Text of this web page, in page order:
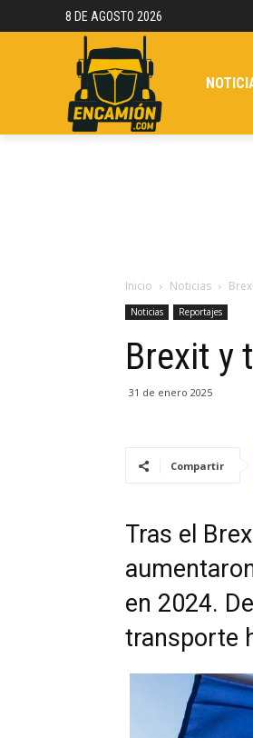
8 DE AGOSTO 2026
Inicio Noticias
Noticias Reportajes
Brexit y
31 de enero 2025
Compartir
Tras el
en 2024.
transporte